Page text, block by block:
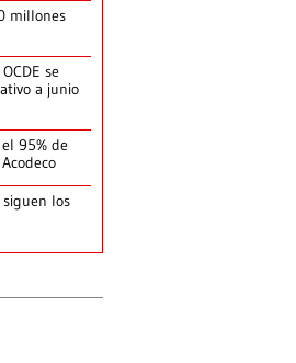
millones
se
a junio
95% de
los